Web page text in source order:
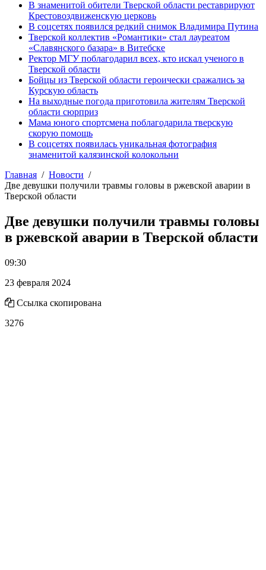
В знаменитой обители Тверской области реставрируют
Крестовоздвиженскую церковь
В соцсетях появился редкий снимок Владимира Путина
Тверской коллектив «Романтики» стал лауреатом
«Славянского базара» в Витебске
Ректор МГУ поблагодарил всех, кто искал ученого в
Тверской области
Бойцы из Тверской области героически сражались за
Курскую область
На выходные погода приготовила жителям Тверской
области сюрприз
Мама юного спортсмена поблагодарила тверскую
скорую помощь
В соцсетях появилась уникальная фотография
знаменитой калязинской колокольни
Главная
Новости
Две девушки получили травмы головы в ржевской аварии в
Тверской области
Две девушки получили травмы головы
в ржевской аварии в Тверской области
09:30
23 февраля 2024
Ссылка скопирована
3276